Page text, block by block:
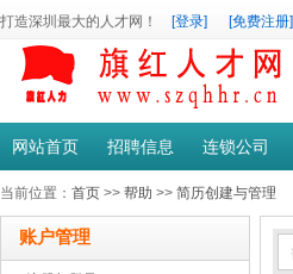
打造深圳最大的人才网！ [登录] [免费注册]
网站首页 招聘信息 连锁公司
当前位置： 首页 >> 帮助 >> 简历创建与管理
账户管理